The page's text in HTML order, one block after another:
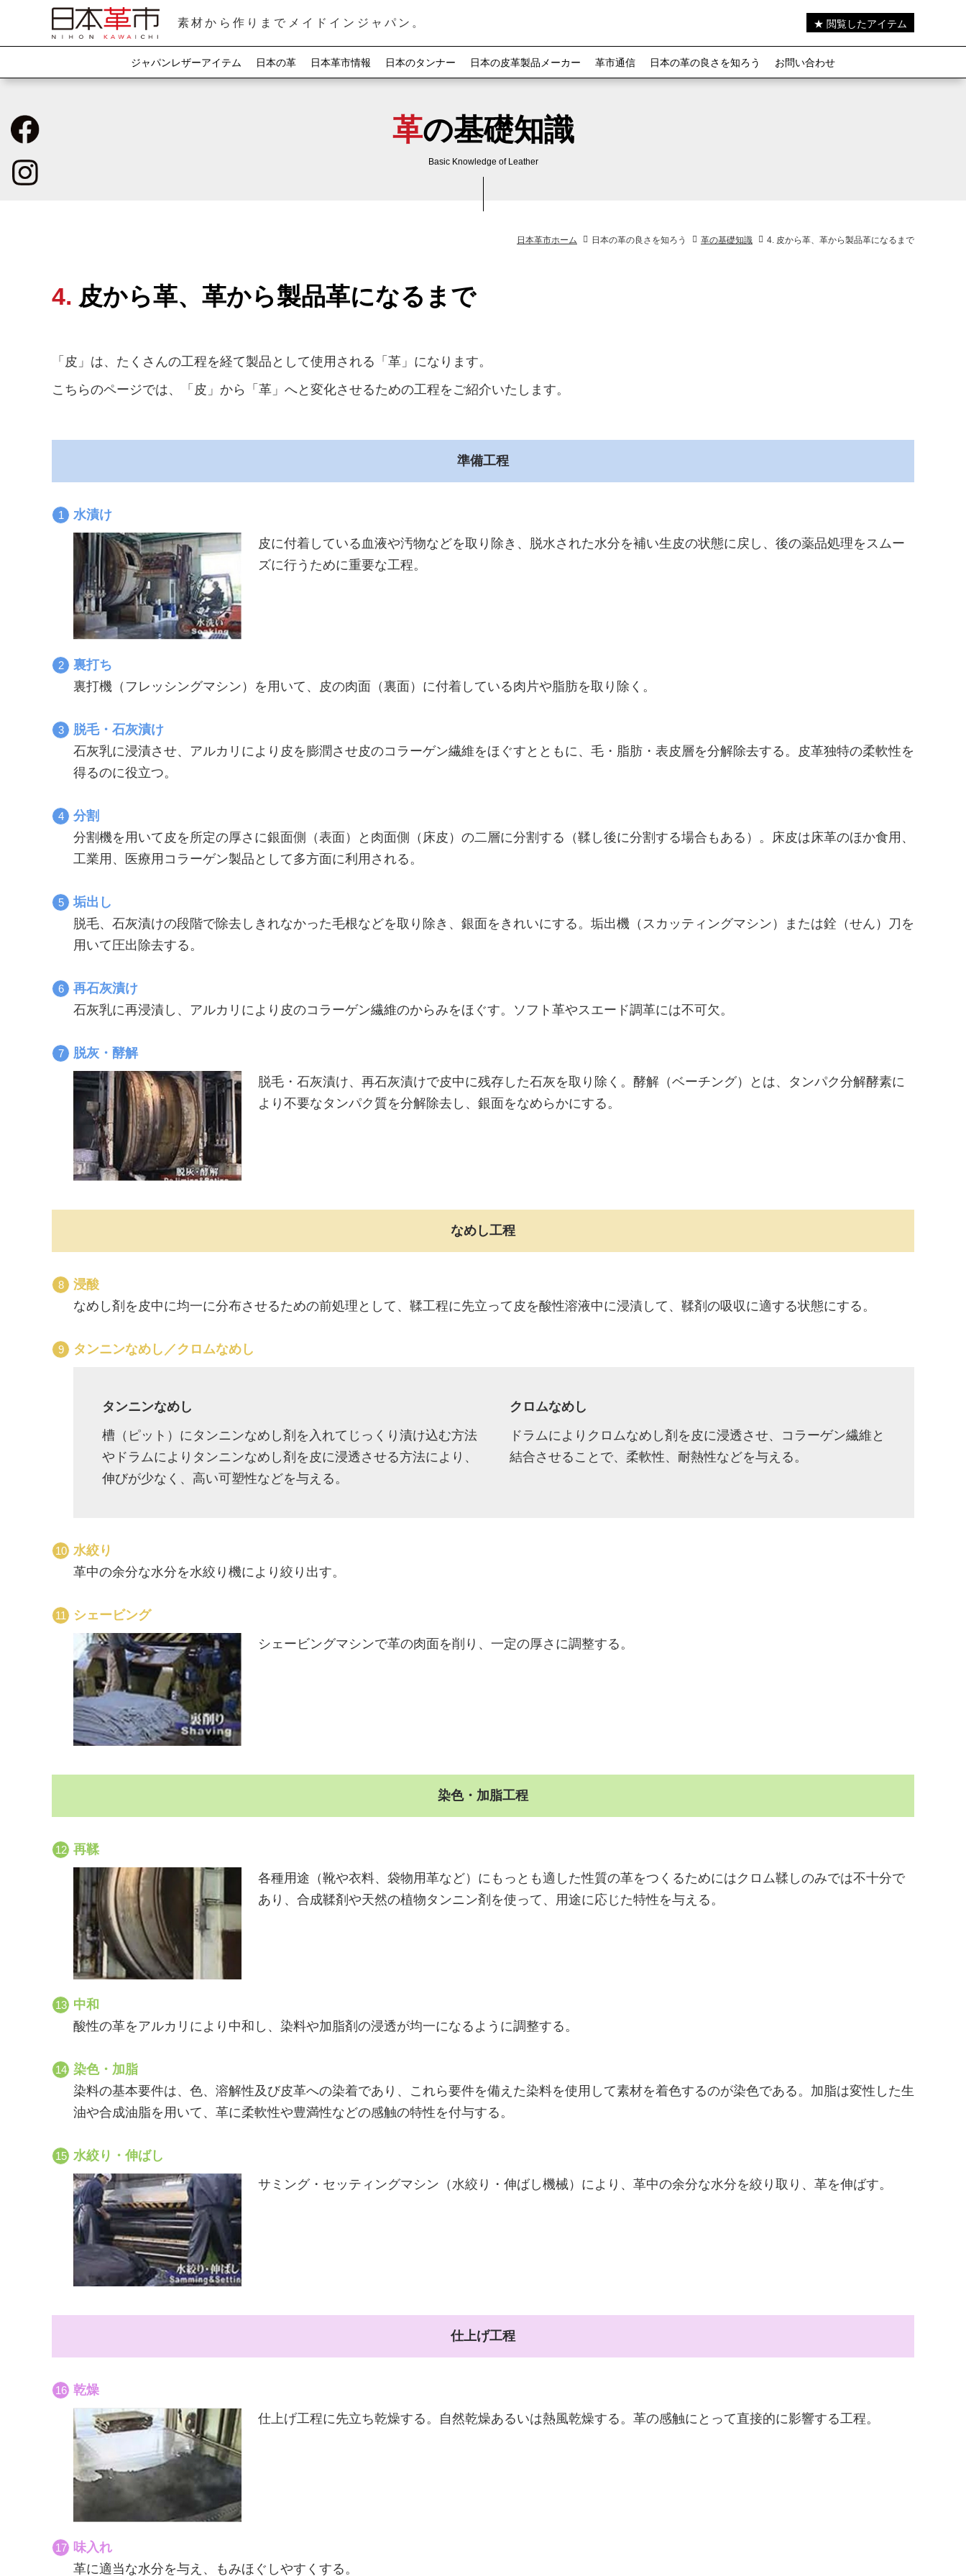
素材から作りまでメイドインジャパン。 ★ 閲覧したアイテム
ジャパンレザーアイテム 日本の革 日本革市情報 日本のタンナー 日本の皮革製品メーカー 革市通信 日本の革の良さを知ろう お問い合わせ
革の基礎知識
Basic Knowledge of Leather
日本革市ホーム 日本の革の良さを知ろう 革の基礎知識 4. 皮から革、革から製品革になるまで
4. 皮から革、革から製品革になるまで
「皮」は、たくさんの工程を経て製品として使用される「革」になります。
こちらのページでは、「皮」から「革」へと変化させるための工程をご紹介いたします。
準備工程
水漬け
皮に付着している血液や汚物などを取り除き、脱水された水分を補い生皮の状態に戻し、後の薬品処理をスムー
ズに行うために重要な工程。
裏打ち
裏打機（フレッシングマシン）を用いて、皮の肉面（裏面）に付着している肉片や脂肪を取り除く。
脱毛・石灰漬け
石灰乳に浸漬させ、アルカリにより皮を膨潤させ皮のコラーゲン繊維をほぐすとともに、毛・脂肪・表皮層を分解除去する。皮革独特の柔軟性を
得るのに役立つ。
分割
分割機を用いて皮を所定の厚さに銀面側（表面）と肉面側（床皮）の二層に分割する（鞣し後に分割する場合もある）。床皮は床革のほか食用、
工業用、医療用コラーゲン製品として多方面に利用される。
垢出し
脱毛、石灰漬けの段階で除去しきれなかった毛根などを取り除き、銀面をきれいにする。垢出機（スカッティングマシン）または銓（せん）刀を
用いて圧出除去する。
再石灰漬け
石灰乳に再浸漬し、アルカリにより皮のコラーゲン繊維のからみをほぐす。ソフト革やスエード調革には不可欠。
脱灰・酵解
脱毛・石灰漬け、再石灰漬けで皮中に残存した石灰を取り除く。酵解（ベーチング）とは、タンパク分解酵素に
より不要なタンパク質を分解除去し、銀面をなめらかにする。
なめし工程
浸酸
なめし剤を皮中に均一に分布させるための前処理として、鞣工程に先立って皮を酸性溶液中に浸漬して、鞣剤の吸収に適する状態にする。
タンニンなめし／クロムなめし
タンニンなめし
槽（ピット）にタンニンなめし剤を入れてじっくり漬け込む方法
やドラムによりタンニンなめし剤を皮に浸透させる方法により、
伸びが少なく、高い可塑性などを与える。
クロムなめし
ドラムによりクロムなめし剤を皮に浸透させ、コラーゲン繊維と
結合させることで、柔軟性、耐熱性などを与える。
水絞り
革中の余分な水分を水絞り機により絞り出す。
シェービング
シェービングマシンで革の肉面を削り、一定の厚さに調整する。
染色・加脂工程
再鞣
各種用途（靴や衣料、袋物用革など）にもっとも適した性質の革をつくるためにはクロム鞣しのみでは不十分で
あり、合成鞣剤や天然の植物タンニン剤を使って、用途に応じた特性を与える。
中和
酸性の革をアルカリにより中和し、染料や加脂剤の浸透が均一になるように調整する。
染色・加脂
染料の基本要件は、色、溶解性及び皮革への染着であり、これら要件を備えた染料を使用して素材を着色するのが染色である。加脂は変性した生
油や合成油脂を用いて、革に柔軟性や豊満性などの感触の特性を付与する。
水絞り・伸ばし
サミング・セッティングマシン（水絞り・伸ばし機械）により、革中の余分な水分を絞り取り、革を伸ばす。
仕上げ工程
乾燥
仕上げ工程に先立ち乾燥する。自然乾燥あるいは熱風乾燥する。革の感触にとって直接的に影響する工程。
味入れ
革に適当な水分を与え、もみほぐしやすくする。